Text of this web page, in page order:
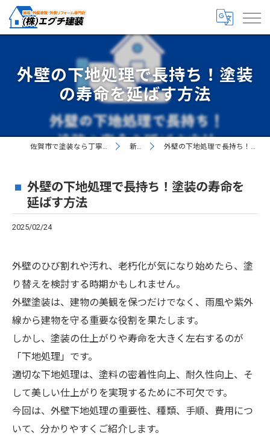
外壁の下地処理で長持ち！塗装
の寿命を延ばす方法
佐賀市で塗装なら丁寧な株式会社エグチ建装 新着情報 外壁の下地処理で長持ち！塗装の寿命を延ばす方法
外壁の下地処理で長持ち！塗装の寿命を
延ばす方法
2025/02/24
外壁のひび割れや汚れ、老朽化が気になり始めたら、塗
り替えを検討する時期かもしれません。
外壁塗装は、建物の美観を保つだけでなく、雨風や紫外
線から建物を守る重要な役割を果たします。
しかし、塗装の仕上がりや寿命を大きく左右するのが
「下地処理」です。
適切な下地処理は、塗料の密着性向上、耐久性向上、そ
して美しい仕上がりを実現するために不可欠です。
今回は、外壁下地処理の重要性、種類、手順、費用につ
いて、分かりやすくご紹介します。